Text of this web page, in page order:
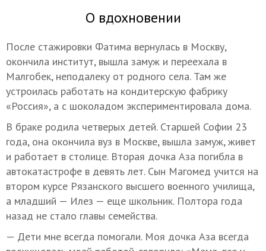
О вдохновении
После стажировки Фатима вернулась в Москву,
окончила институт, вышла замуж и переехала в
Малгобек, неподалеку от родного села. Там же
устроилась работать на кондитерскую фабрику
«Россия», а с шоколадом экспериментировала дома.
В браке родила четверых детей. Старшей Софии 23
года, она окончила вуз в Москве, вышла замуж, живет
и работает в столице. Вторая дочка Аза погибла в
автокатастрофе в девять лет. Сын Магомед учится на
втором курсе Рязанского высшего военного училища,
а младший — Илез — еще школьник. Полтора года
назад не стало главы семейства.
— Дети мне всегда помогали. Моя дочка Аза всегда